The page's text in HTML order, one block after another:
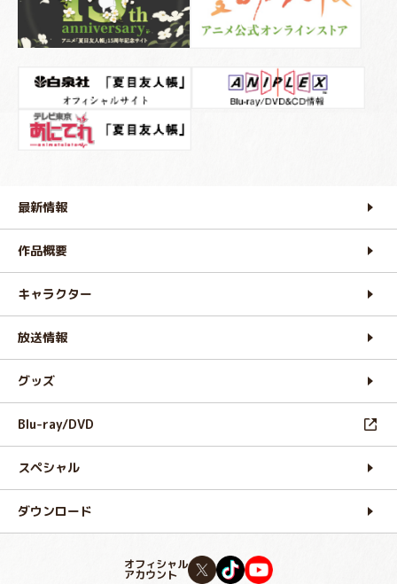
最新情報
作品概要
キャラクター
放送情報
グッズ
Blu-ray/DVD
スペシャル
ダウンロード
オフィシャル
アカウント